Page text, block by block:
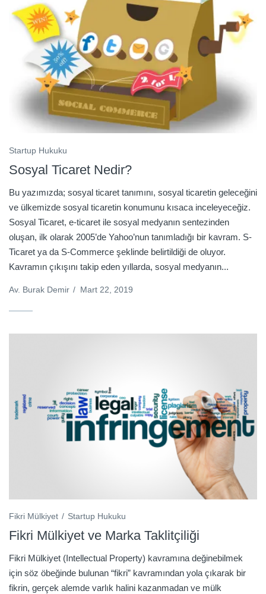
Startup Hukuku
Sosyal Ticaret Nedir?
Bu yazımızda; sosyal ticaret tanımını, sosyal ticaretin geleceğini
ve ülkemizde sosyal ticaretin konumunu kısaca inceleyeceğiz.
Sosyal Ticaret, e-ticaret ile sosyal medyanın sentezinden
oluşan, ilk olarak 2005’de Yahoo’nun tanımladığı bir kavram. S-
Ticaret ya da S-Commerce şeklinde belirtildiği de oluyor.
Kavramın çıkışını takip eden yıllarda, sosyal medyanın...
Av. Burak Demir / Mart 22, 2019
Fikri Mülkiyet Startup Hukuku
Fikri Mülkiyet ve Marka Taklitçiliği
Fikri Mülkiyet (Intellectual Property) kavramına değinebilmek
için söz öbeğinde bulunan “fikri” kavramından yola çıkarak bir
fikrin, gerçek alemde varlık halini kazanmadan ve mülk